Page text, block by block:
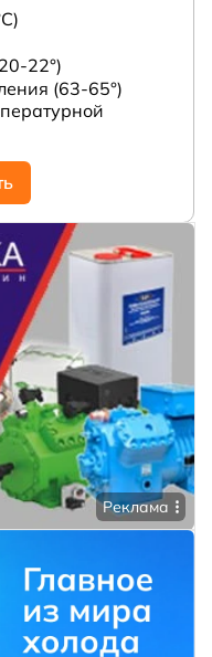
22°)
(63-65°)
Реклама